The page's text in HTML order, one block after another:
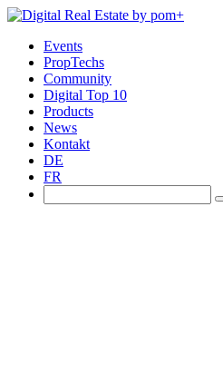
Events
PropTechs
Community
Digital Top 10
Products
News
Kontakt
DE
FR